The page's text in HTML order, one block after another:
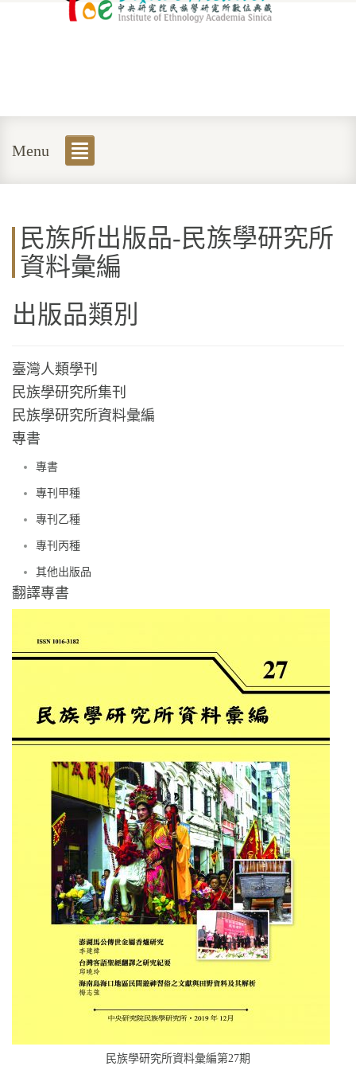
Menu
民族所出版品-民族學研究所
資料彙編
出版品類別
臺灣人類學刊
民族學研究所集刊
民族學研究所資料彙編
專書
專書
專刊甲種
專刊乙種
專刊丙種
其他出版品
翻譯專書
民族學研究所資料彙編第27期